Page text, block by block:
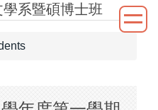
系暨碩博士班